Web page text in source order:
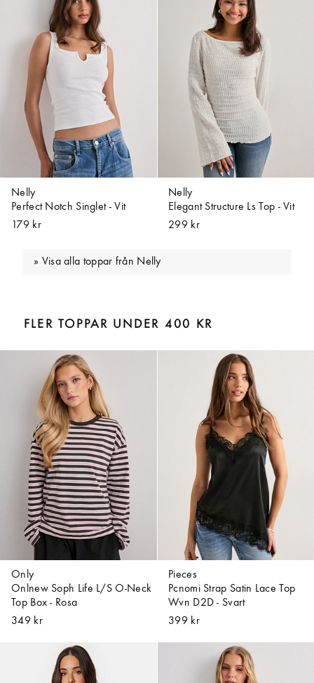
Nelly
Perfect Notch Singlet - Vit
179 kr
Nelly
Elegant Structure Ls Top - Vit
299 kr
Visa alla toppar från Nelly
FLER TOPPAR UNDER 400 KR
Only
Onlnew Soph Life L/S O-Neck
Top Box - Rosa
349 kr
Pieces
Pcnomi Strap Satin Lace Top
Wvn D2D - Svart
399 kr